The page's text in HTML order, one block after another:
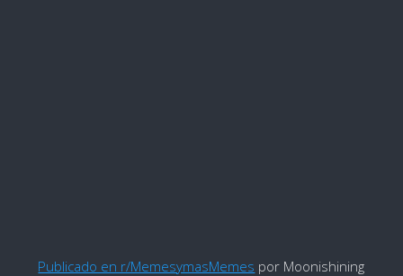
Publicado en r/MemesymasMemes por Moonishining